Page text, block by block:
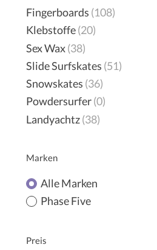
Fingerboards (108)
Klebstoffe(20)
Sex Wax(38)
Slide Surfskates (51)
Snowskates (36)
Powdersurfer(0)
Landyachtz(38)
Marken
Alle Marken
Phase Five
Preis